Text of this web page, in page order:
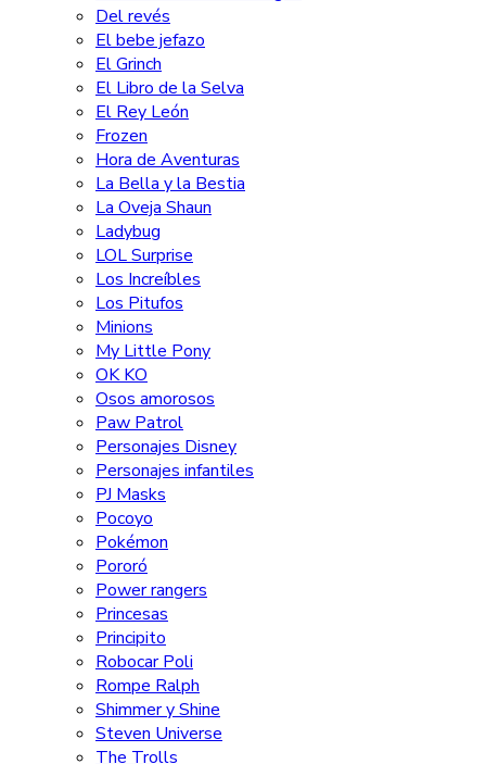
Del revés
El bebe jefazo
El Grinch
El Libro de la Selva
El Rey León
Frozen
Hora de Aventuras
La Bella y la Bestia
La Oveja Shaun
Ladybug
LOL Surprise
Los Increíbles
Los Pitufos
Minions
My Little Pony
OK KO
Osos amorosos
Paw Patrol
Personajes Disney
Personajes infantiles
PJ Masks
Pocoyo
Pokémon
Pororó
Power rangers
Princesas
Principito
Robocar Poli
Rompe Ralph
Shimmer y Shine
Steven Universe
The Trolls